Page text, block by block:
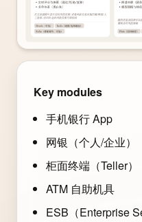
Key modules
手机银行 App
网银（个人/企业）
柜面终端（Teller）
ATM 自助机具
ESB（Enterprise